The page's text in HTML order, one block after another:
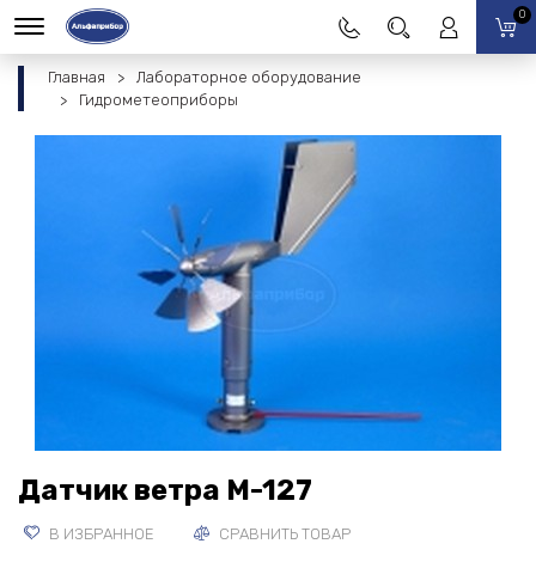
0
Главная
Лабораторное оборудование
Гидрометеоприборы
Датчик ветра М-127
В ИЗБРАННОЕ СРАВНИТЬ ТОВАР